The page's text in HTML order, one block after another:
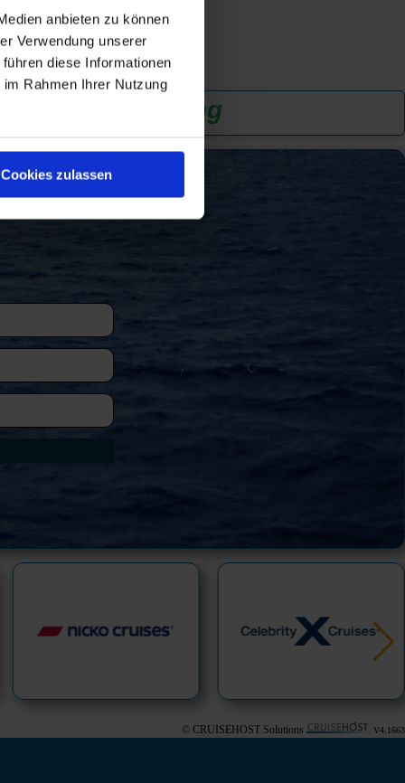
anbieten zu können
Verwendung unserer
diese Informationen
Rahmen Ihrer Nutzung
Cookies zulassen
zur Anmeldung
© CRUISEHOST Solutions V4.1663